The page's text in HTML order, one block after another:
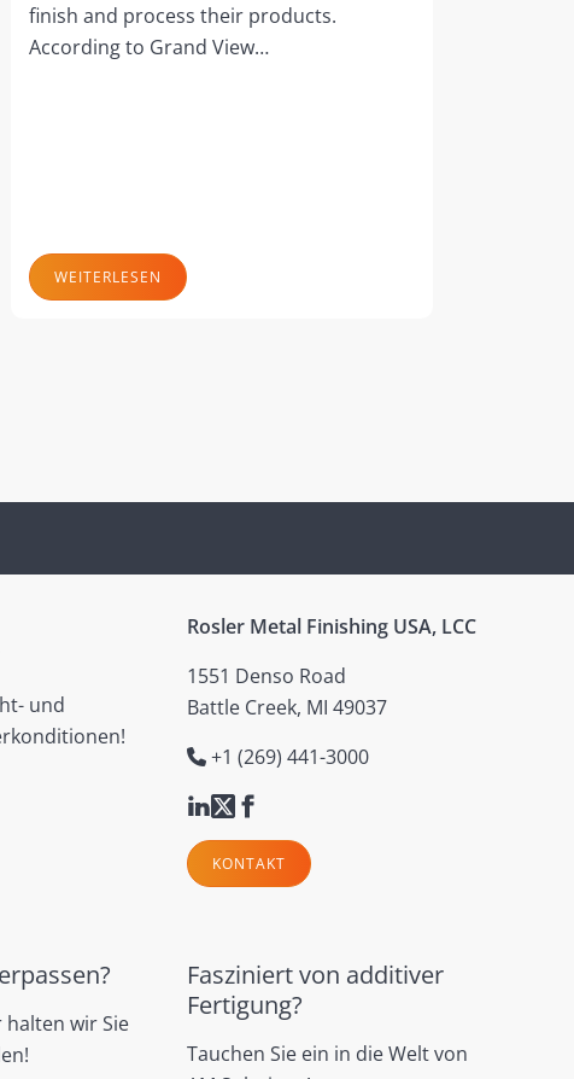
finish and process their products.
According to Grand View…
WEITERLESEN
Rosler Metal Finishing USA, LCC
1551 Denso Road
Battle Creek, MI 49037
+1 (269) 441-3000
KONTAKT
und
wir Sie
Fasziniert von additiver
Fertigung?
Tauchen Sie ein in die Welt von